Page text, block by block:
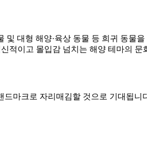
및 대형 해양·육상 동물 등 희귀 동물
적이고 몰입감 넘치는 해양 테마의 문
드마크로 자리매김할 것으로 기대됩니